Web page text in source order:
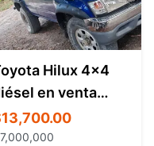
Hilux 4x4
en venta
Costa Rica |
confiable y
7,000,000